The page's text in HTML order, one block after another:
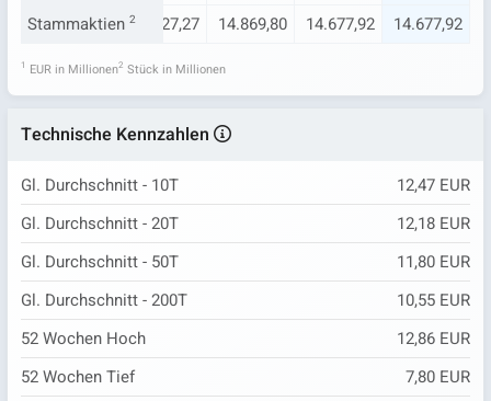
Stammaktien 2
15.595,46 15.927,27 14.869,80 14.677,92 14.677,92
1 EUR in Millionen2 Stück in Millionen
Technische Kennzahlen
Gl. Durchschnitt - 10T
12,47 EUR
Gl. Durchschnitt - 20T
12,18 EUR
Gl. Durchschnitt - 50T
11,80 EUR
Gl. Durchschnitt - 200T
10,55 EUR
52 Wochen Hoch
12,86 EUR
52 Wochen Tief
7,80 EUR